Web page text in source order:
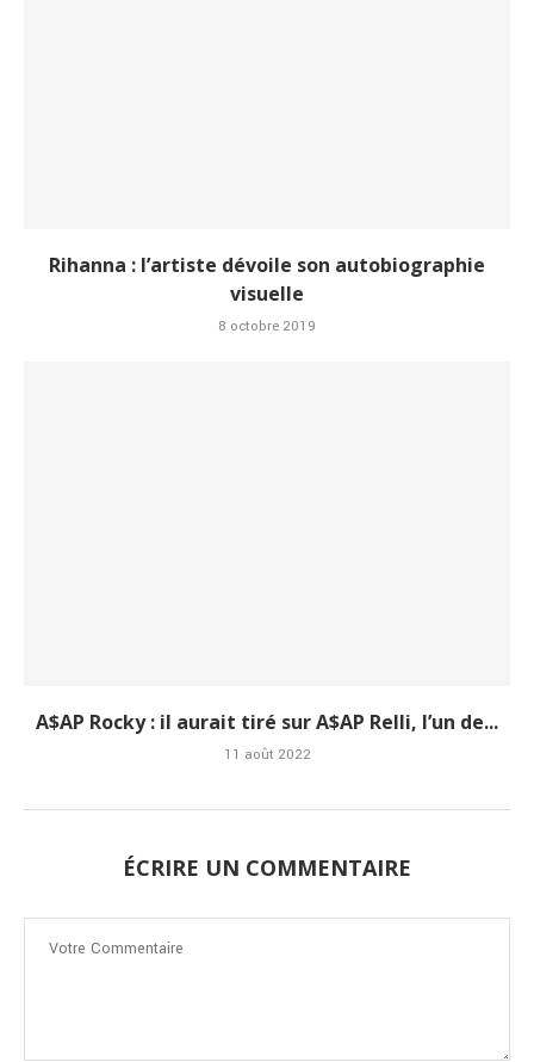
Rihanna : l’artiste dévoile son autobiographie
visuelle
8 octobre 2019
A$AP Rocky : il aurait tiré sur A$AP Relli, l’un de...
11 août 2022
ÉCRIRE UN COMMENTAIRE